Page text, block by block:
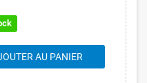
AU PANIER